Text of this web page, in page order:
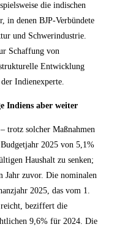
die indischen
in denen BJP-Verbündete
und Schwerindustrie.
Schaffung von
Entwicklung
Indienexperte.
Indiens aber weiter
trotz solcher Maßnahmen
2025 von 5,1%
Haushalt zu senken;
Jahr zuvor. Die nominalen
2025, das vom 1.
beziffert die
9,6% für 2024. Die